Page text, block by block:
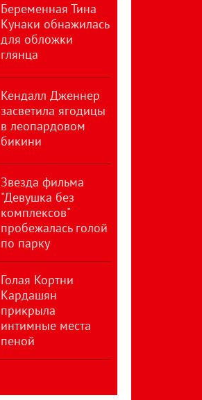
Беременная Тина
Кунаки обнажилась
для обложки
глянца
Кендалл Дженнер
засветила ягодицы
в леопардовом
бикини
Звезда фильма
"Девушка без
комплексов"
пробежалась голой
по парку
Голая Кортни
Кардашян
прикрыла
интимные места
пеной